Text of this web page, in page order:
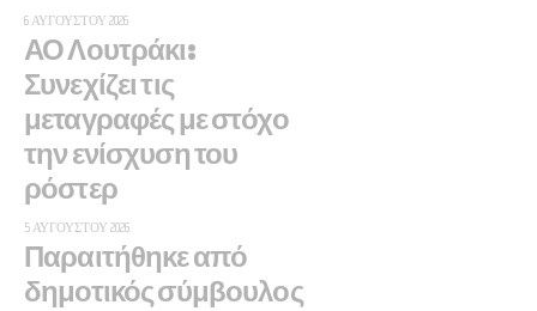
6 ΑΥΓΟΎΣΤΟΥ 2026
ΑΟ Λουτράκι:
Συνεχίζει τις
μεταγραφές με στόχο
την ενίσχυση του
ρόστερ
5 ΑΥΓΟΎΣΤΟΥ 2026
Παραιτήθηκε από
δημοτικός σύμβουλος